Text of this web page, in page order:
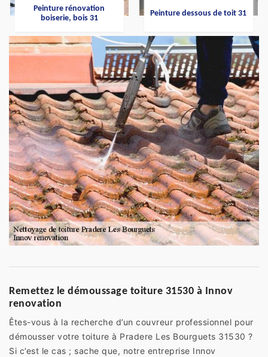
Peinture rénovation
boiserie, bois 31
Peinture dessous de toit 31
Remettez le démoussage toiture 31530 à Innov
renovation
Êtes-vous à la recherche d’un couvreur professionnel pour
démousser votre toiture à Pradere Les Bourguets 31530 ?
Si c’est le cas ; sache que, notre entreprise Innov